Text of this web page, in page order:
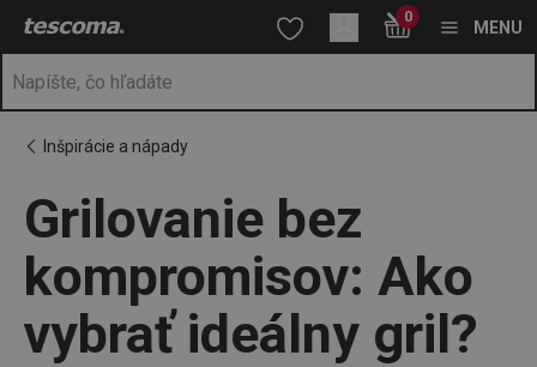
Nachádzate sa na stránke Grilovanie bez kompromisov: Ako
Prejsť na hlavný obsah
Prejsť na vyhľadávanie
Prejsť na navigáciu 0
MENU
Inšpirácie a nápady
Grilovanie bez
kompromisov: Ako
vybrať ideálny gril?